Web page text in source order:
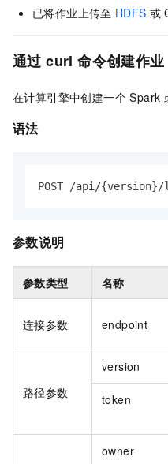
已将作业上传至 HDFS 或
通过 curl 命令创建作业
在计算引擎中创建一个 Spark
语法
POST /api/
参数说明
参数类型 名称
连接参数 endpoint
路径参数
version
token
owner